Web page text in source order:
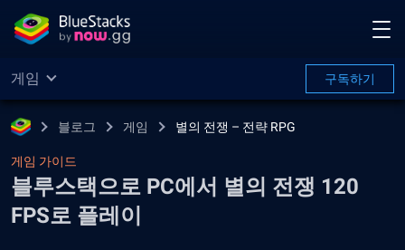
게임 구독하기
블로그 게임 별의 전쟁 – 전략 RPG
게임 가이드
블루스택으로 PC에서 별의 전쟁 120
FPS로 플레이